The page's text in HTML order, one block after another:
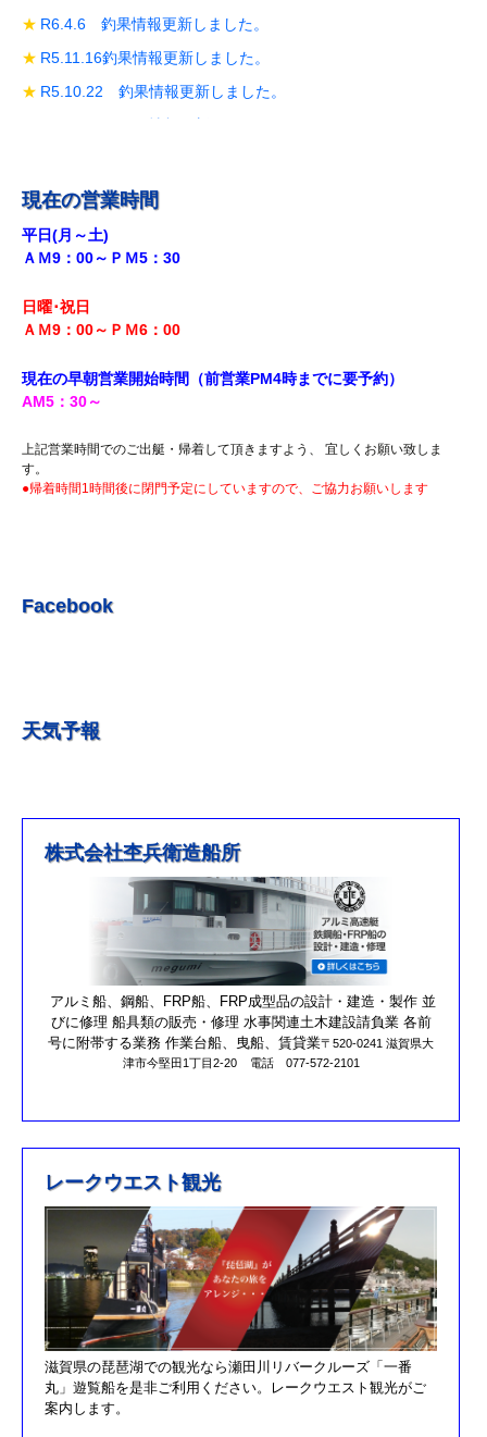
R6.4.6 釣果情報更新しました。
R5.11.16釣果情報更新しました。
R5.10.22 釣果情報更新しました。
R5.9.28 釣果情報更新しました。
R5.9.18釣果情報更新しました。
R5.8.12 釣果情報更新しました。
R5.7.27 釣果情報更新しました。
R5.7.16 釣果情報更新しました。
R5.7.3 釣果情報更新しました。
R5.5.20 釣果情報更新しました。
R5.3.25釣果情報更新しました。
R3/4/11釣果情報更新しました
R3/2/27果情報更新しました
R2/8/29果情報更新しました
営業時間を更新しました。
第17回オーナーズカップを更新しました。
R元/10/25クラブハウスのリニューアルが完了しました。
R元/8/25果情報更新しました
H30/11/7釣果情報更新しました
H30/9/30臨時休業のお知らせ！！
H30/9/24釣果情報更新しました
H30/7/21釣果情報更新しました
H30/4/21釣果情報更新しました
H30/3/3釣果情報更新しました
H30/2/17釣果情報更新しました
H30/2/8釣果情報更新しました
現在の営業時間
平日(月～土)
ＡＭ9：00～ＰＭ5：30
日曜･祝日
ＡＭ9：00～ＰＭ6 ：00
現在の早朝営業開始時間（前営業PM4時までに要予約）
AM5 ：30～
上記営業時間でのご出艇・帰着して頂きますよう、 宜しくお願い致しま
す。
●帰着時間1時間後に閉門予定にしていますので、ご協力お願いします
Facebook
天気予報
株式会社杢兵衛造船所
アルミ船、鋼船、FRP船、FRP成型品の設計・建造・製作 並
びに修理 船具類の販売・修理 水事関連土木建設請負業 各前
号に附帯する業務 作業台船、曳船、賃貸業〒520-0241 滋賀県大
津市今堅田1丁目2-20
電話 077-572-2101
レークウエスト観光
滋賀県の琵琶湖での観光なら瀬田川リバークルーズ「一番
丸」遊覧船を是非ご利用ください。レークウエスト観光がご
案内します。